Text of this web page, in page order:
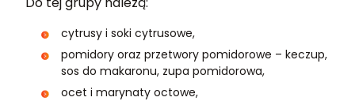
cytrusy i soki cytrusowe,
pomidory oraz przetwory pomidorowe – keczup,
sos do makaronu, zupa pomidorowa,
ocet i marynaty octowe,